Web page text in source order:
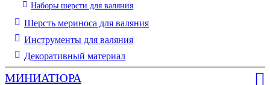
Наборы шерсти для валяния
Шерсть мериноса для валяния
Инструменты для валяния
Декоративный материал
МИНИАТЮРА